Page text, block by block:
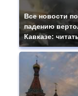
Все новости по
падению
Кавказе: